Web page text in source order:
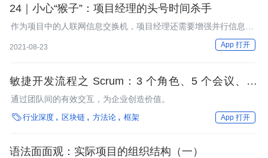
24｜小心“猴子”：项目经理的头号时间杀手
作为项目中的人联网信息交换机，项目经理还需要增强并行信息处
理的容量，按照要事优先、琐事分类的原则，根据事情的轻重缓
急，合理分配好自己的时间，为项目创造更大的成果。
2021-08-23 App 打开
敏捷开发流程之 Scrum：3 个角色、5 个会议、12
原则
通过团队间的有效交互，为企业创造价值。
行业深度 区块链 方法论 框架 App 打开
语法面面观：实际项目的组织结构（一）